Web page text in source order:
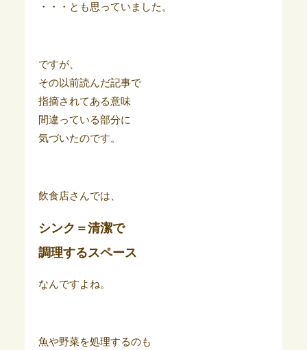
・・・とも思っていました。
ですが、
その以前読んだ記事で
指摘されてある意味
間違っている部分に
気づいたのです。
飲食店さんでは、
シンク＝清潔で
調理するスペース
なんですよね。
魚や野菜を処理するのも